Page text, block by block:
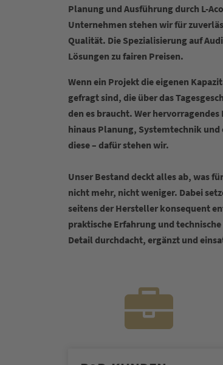
Planung und Ausführung durch L-
Unternehmen stehen wir für
Qualität. Die Spezialisierung auf
Lösungen zu fairen Preisen.
Wenn ein Projekt die eigenen
gefragt sind, die über das
den es braucht. Wer
hinaus Planung, Systemtechnik
diese – dafür stehen wir.
Unser Bestand deckt alles ab, was
nicht mehr, nicht weniger. Dabei
seitens der Hersteller konsequent
praktische Erfahrung und
Detail durchdacht, ergänzt und